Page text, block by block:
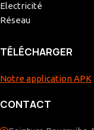
Electricité
Réseau
TÉLÉCHARGER
Notre application APK
CONTACT